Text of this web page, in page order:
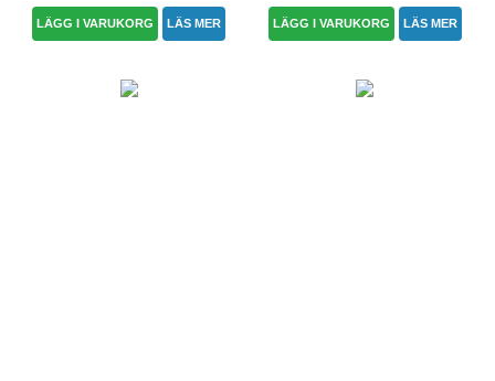
LÄGG I VARUKORG LÄS MER LÄGG I VARUKORG LÄS MER